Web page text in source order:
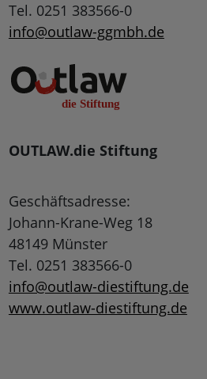
Tel. 0251 383566-0
info@outlaw-ggmbh.de
OUTLAW.die Stiftung
Geschäftsadresse:
Johann-Krane-Weg 18
48149 Münster
Tel. 0251 383566-0
info@outlaw-diestiftung.de
www.outlaw-diestiftung.de